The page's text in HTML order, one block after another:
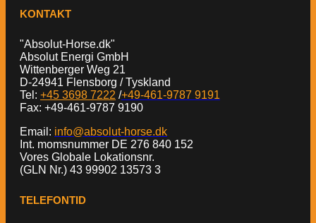
KONTAKT
"Absolut-Horse.dk"
Absolut Energi GmbH
Wittenberger Weg 21
D-24941 Flensborg / Tyskland
Tel: +45 3698 7222 /+49-461-9787 9191
Fax: +49-461-9787 9190
Email: info@absolut-horse.dk
Int. momsnummer DE 276 840 152
Vores Globale Lokationsnr.
(GLN Nr.) 43 99902 13573 3
TELEFONTID